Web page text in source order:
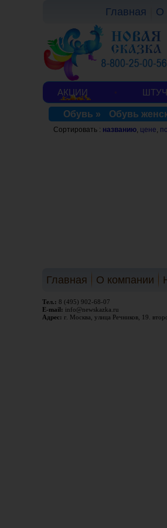
Главная О
АКЦИИ
Обувь » Обувь
Сортировать : названию, цене,
Главная О компании
Тел.: 8 (495) 902-68-07
E-mail: info@newskazka.ru
Адрес: г. Москва, улица Речников, 19.